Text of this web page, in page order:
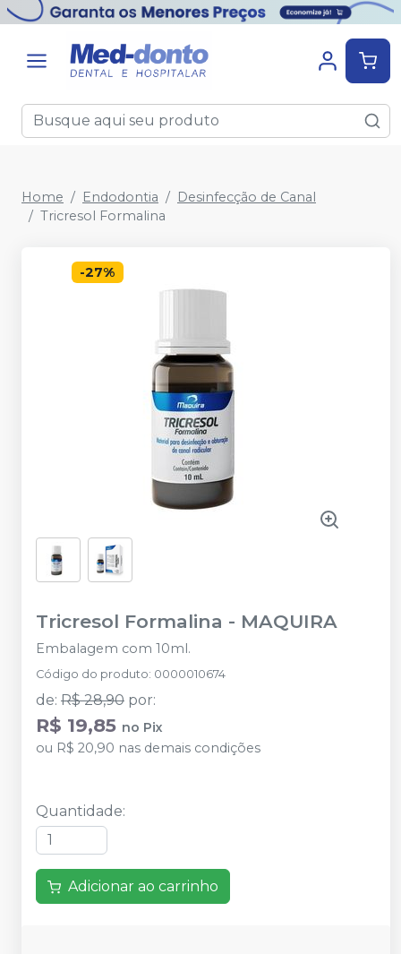
Home Endodontia
Desinfecção de Canal
Tricresol Formalina
-27%
Tricresol Formalina - MAQUIRA
Embalagem com 10ml.
Código do produto: 0000010674
de: R$ 28,90 por:
R$ 19,85 no Pix
ou R$ 20,90 nas demais condições
Quantidade:
Adicionar ao carrinho